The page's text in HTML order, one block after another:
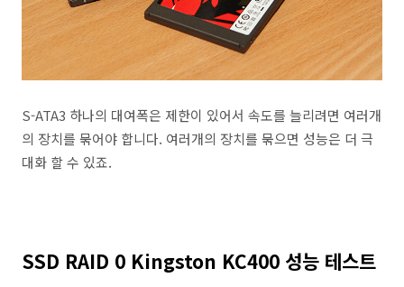
S-ATA3 하나의 대여폭은 제한이 있어서 속도를 늘리려면 여러개
의 장치를 묶어야 합니다. 여러개의 장치를 묶으면 성능은 더 극
대화 할 수 있죠.
SSD RAID 0 Kingston KC400 성능 테스트